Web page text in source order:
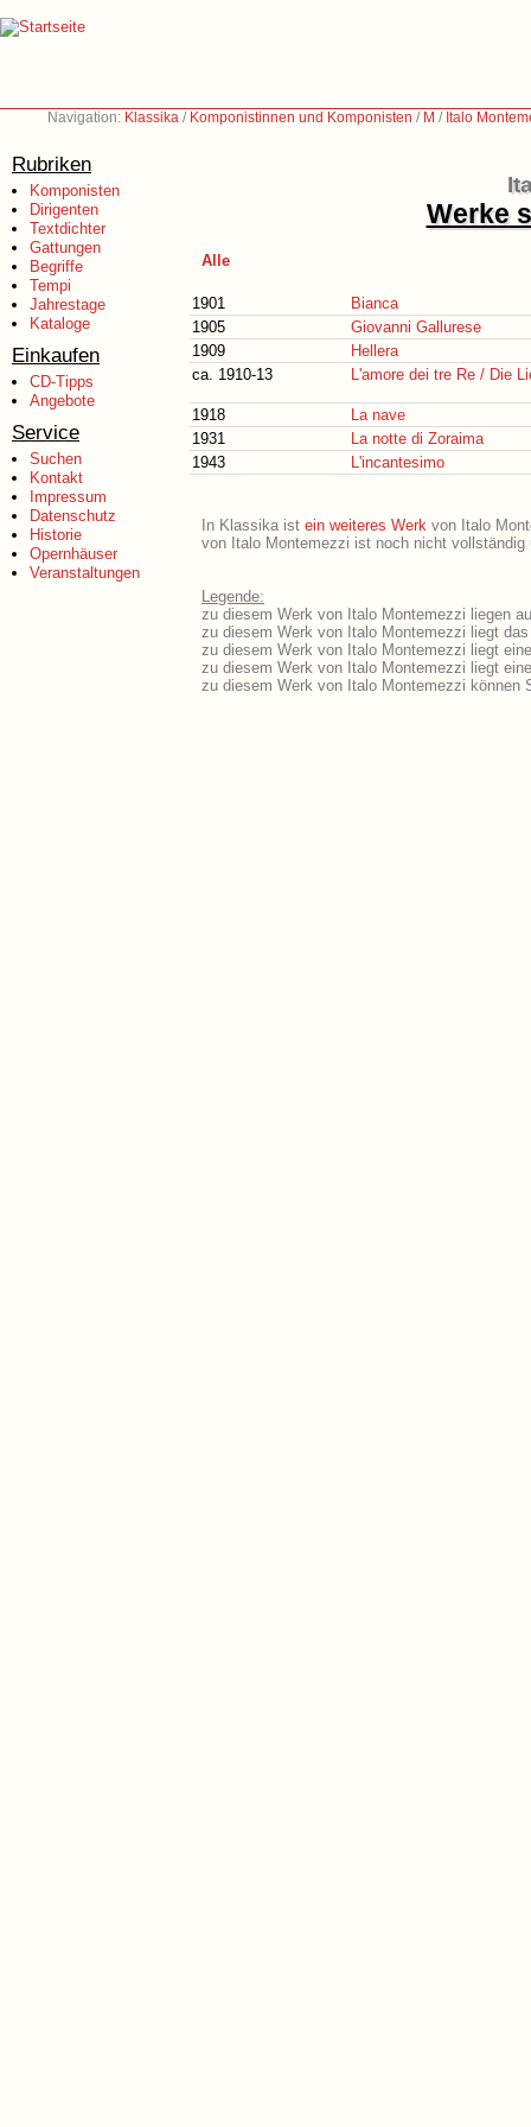
Navigation: Klassika / Komponistinnen und Komponisten / M / Italo
Rubriken
Komponisten
Dirigenten
Textdichter
Gattungen
Begriffe
Tempi
Jahrestage
Kataloge
Einkaufen
CD-Tipps
Angebote
Service
Suchen
Kontakt
Impressum
Datenschutz
Historie
Opernhäuser
Veranstaltungen
Werke
Alle
1901
Bianca
1905
Giovanni Gallurese
1909
Hellera
ca. 1910-13
L'amore dei tre Re / Die
1918
La nave
1931
La notte di Zoraima
1943
L'incantesimo
In Klassika ist ein weiteres Werk von Italo
von Italo Montemezzi ist noch nicht
Legende:
zu diesem Werk von Italo Montemezzi liegen
zu diesem Werk von Italo Montemezzi liegt
zu diesem Werk von Italo Montemezzi liegt
zu diesem Werk von Italo Montemezzi liegt
zu diesem Werk von Italo Montemezzi können